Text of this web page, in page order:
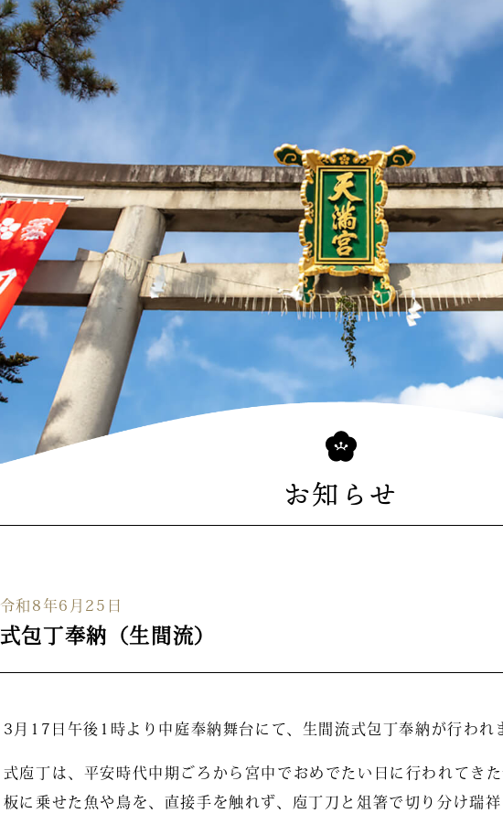
お知らせ
令和8年6月25日
式包丁奉納（生間流）
3月17日午後1時より中庭奉納舞台にて、生間流式包丁奉納が行われ
式庖丁は、平安時代中期ごろから宮中でおめでたい日に行われてき
板に乗せた魚や鳥を、直接手を触れず、庖丁刀と俎箸で切り分け瑞